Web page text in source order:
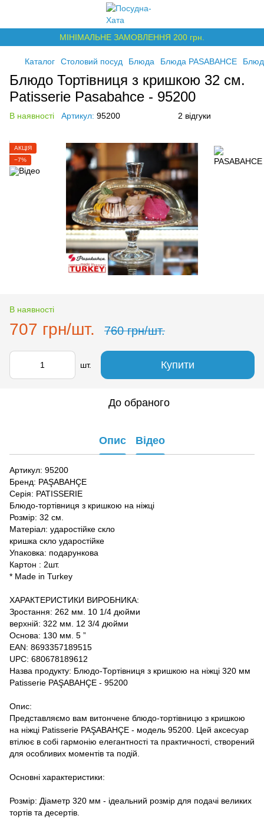
МІНІМАЛЬНЕ ЗАМОВЛЕННЯ 200 грн.
Каталог Столовий посуд Блюда Блюда PASABAHCE
Блюдо Тортівниця з кришкою 32 см.
Patisserie Pasabahce - 95200
В наявності Артикул: 95200 2 відгуки
АКЦІЯ
−7%
В наявності
707 грн/шт. 760 грн/шт.
шт. Купити
До обраного
Опис Відео
Артикул: 95200
Бренд: PAŞABAHÇE
Серія: PATISSERIE
Блюдо-тортівниця з кришкою на ніжці
Розмір: 32 см.
Матеріал: ударостійке скло
кришка скло ударостійке
Упаковка: подарункова
Картон : 2шт.
* Made in Turkey
ХАРАКТЕРИСТИКИ ВИРОБНИКА:
Зростання: 262 мм. 10 1/4 дюйми
верхній: 322 мм. 12 3/4 дюйми
Основа: 130 мм. 5 ”
EAN: 8693357189515
UPC: 680678189612
Назва продукту: Блюдо-Тортівниця з кришкою на ніжці 320 мм
Patisserie PAŞABAHÇE - 95200
Опис:
Представляємо вам витончене блюдо-тортівницю з кришкою
на ніжці Patisserie PAŞABAHÇE - модель 95200. Цей аксесуар
втілює в собі гармонію елегантності та практичності, створений
для особливих моментів та подій.
Основні характеристики:
Розмір: Діаметр 320 мм - ідеальний розмір для подачі великих
тортів та десертів.